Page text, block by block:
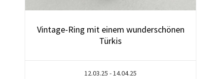
Vintage-Ring mit einem wunderschönen
Türkis
12.03.25 - 14.04.25